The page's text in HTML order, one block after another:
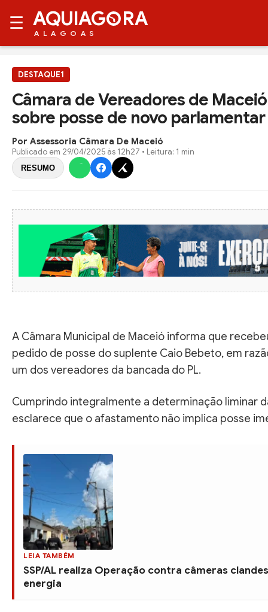
☰ AQUIAG RA
ALAGOAS
DESTAQUE1
Câmara de Vereadores de
sobre posse de novo parlamentar
Por Assessoria Câmara De Maceió
Publicado em 29/04/2025 às 12h27 • Leitura: 1 min
RESUMO
A Câmara Municipal de Maceió informa que
pedido de posse do suplente Caio Bebeto, em
um dos vereadores da bancada do PL.
Cumprindo integralmente a determinação liminar
esclarece que o afastamento não implica posse
LEIA TAMBÉM
SSP/AL realiza Operação contra câmeras
energia